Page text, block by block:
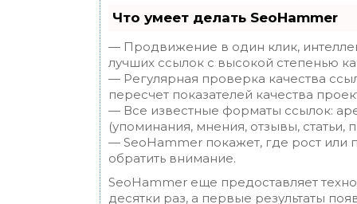
Что умеет делать SeoHammer
— Продвижение в один клик,
лучших ссылок с высокой степенью
— Регулярная проверка качества
пересчет показателей качества
— Все известные форматы ссылок:
(упоминания, мнения, отзывы, статьи,
— SeoHammer покажет, где рост или
обратить внимание.
SeoHammer еще предоставляет
десятки раз, а первые результаты